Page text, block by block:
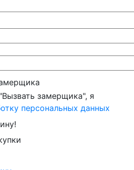
замерщика", я
персональных данных